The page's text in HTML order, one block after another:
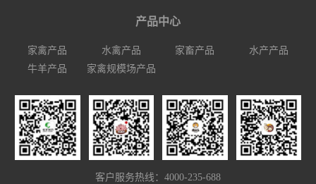
产品中心
家禽产品 水禽产品 家畜产品
水产产品
牛羊产品
家禽规模场产品
客户服务热线：4000-235-688